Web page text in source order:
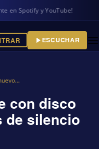
y YouTube!
ESCUCHAR
con disco
de silencio